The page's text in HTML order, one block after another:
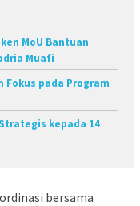
MoU Bantuan
Muafi
pada Program
kepada 14
bersama